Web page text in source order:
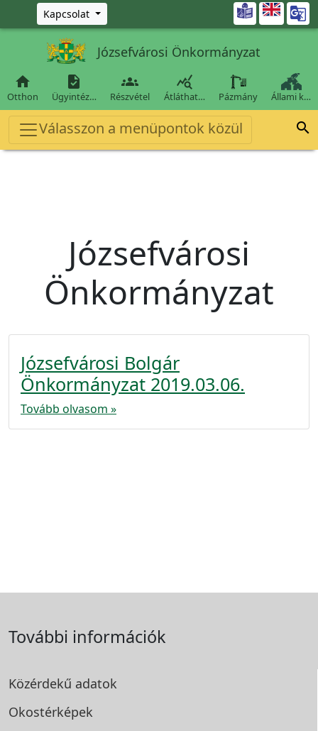
Ugrás a fő tartalomra
Kapcsolat 
Józsefvárosi Önkormányzat

Otthon

Ügyintéz…

Részvétel

Átláthat… Pázmány Állami k…
Válasszon a menüpontok közül 
Józsefvárosi
Önkormányzat
Józsefvárosi Bolgár
Önkormányzat 2019.03.06.
Tovább olvasom »
További információk
Közérdekű adatok
Okostérképek